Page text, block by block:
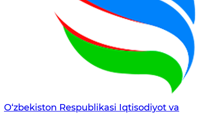
O‘zbekiston Respublikasi Iqtisodiyot va